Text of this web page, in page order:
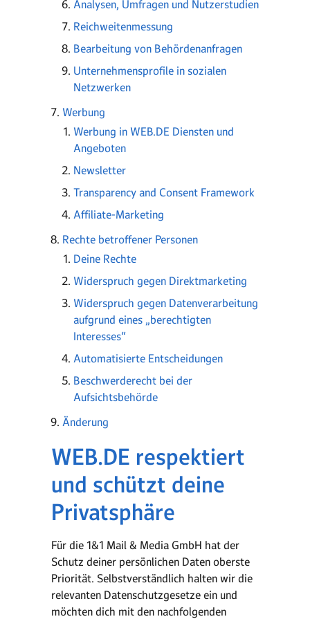
Analysen, Umfragen und Nutzerstudien
Reichweitenmessung
Bearbeitung von Behördenanfragen
Unternehmensprofile in sozialen
Netzwerken
Werbung
Werbung in WEB.DE Diensten und
Angeboten
Newsletter
Transparency and Consent Framework
Affiliate-Marketing
Rechte betroffener Personen
Deine Rechte
Widerspruch gegen Direktmarketing
Widerspruch gegen Datenverarbeitung
aufgrund eines „berechtigten
Interesses“
Automatisierte Entscheidungen
Beschwerderecht bei der
Aufsichtsbehörde
Änderung
WEB.DE respektiert
und schützt deine
Privatsphäre
Für die 1&1 Mail & Media GmbH hat der
Schutz deiner persönlichen Daten oberste
Priorität. Selbstverständlich halten wir die
relevanten Datenschutzgesetze ein und
möchten dich mit den nachfolgenden